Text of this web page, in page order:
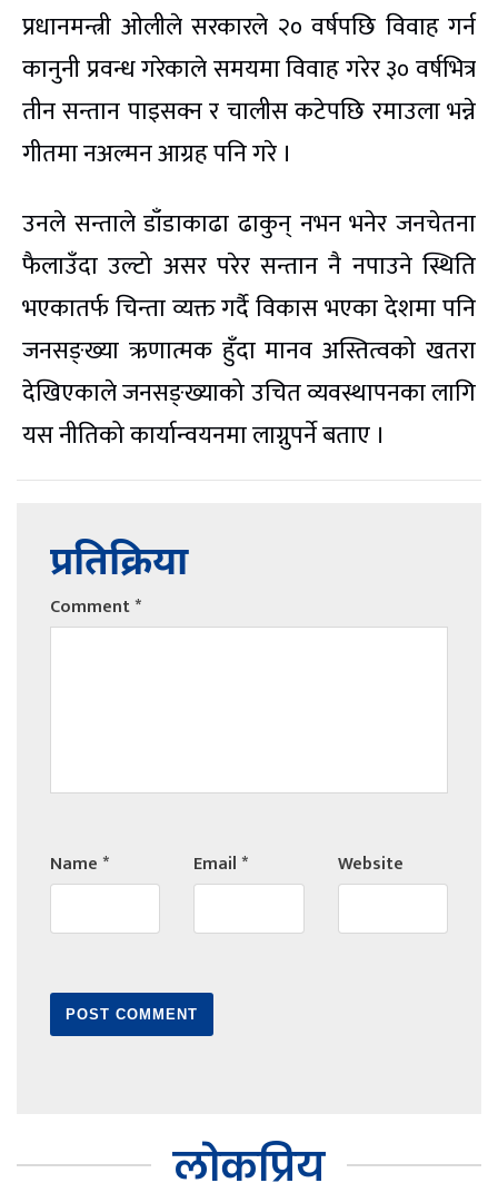
प्रधानमन्त्री ओलीले सरकारले २० वर्षपछि विवाह गर्न
कानुनी प्रवन्ध गरेकाले समयमा विवाह गरेर ३० वर्षभित्र
तीन सन्तान पाइसक्न र चालीस कटेपछि रमाउला भन्ने
गीतमा नअल्मन आग्रह पनि गरे ।
उनले सन्ताले डाँडाकाढा ढाकुन् नभन भनेर जनचेतना
फैलाउँदा उल्टो असर परेर सन्तान नै नपाउने स्थिति
भएकातर्फ चिन्ता व्यक्त गर्दै विकास भएका देशमा पनि
जनसङ्ख्या ऋणात्मक हुँदा मानव अस्तित्वको खतरा
देखिएकाले जनसङ्ख्याको उचित व्यवस्थापनका लागि
यस नीतिको कार्यान्वयनमा लाग्नुपर्ने बताए ।
प्रतिक्रिया
Comment*
Name* Email* Website
लोकप्रिय